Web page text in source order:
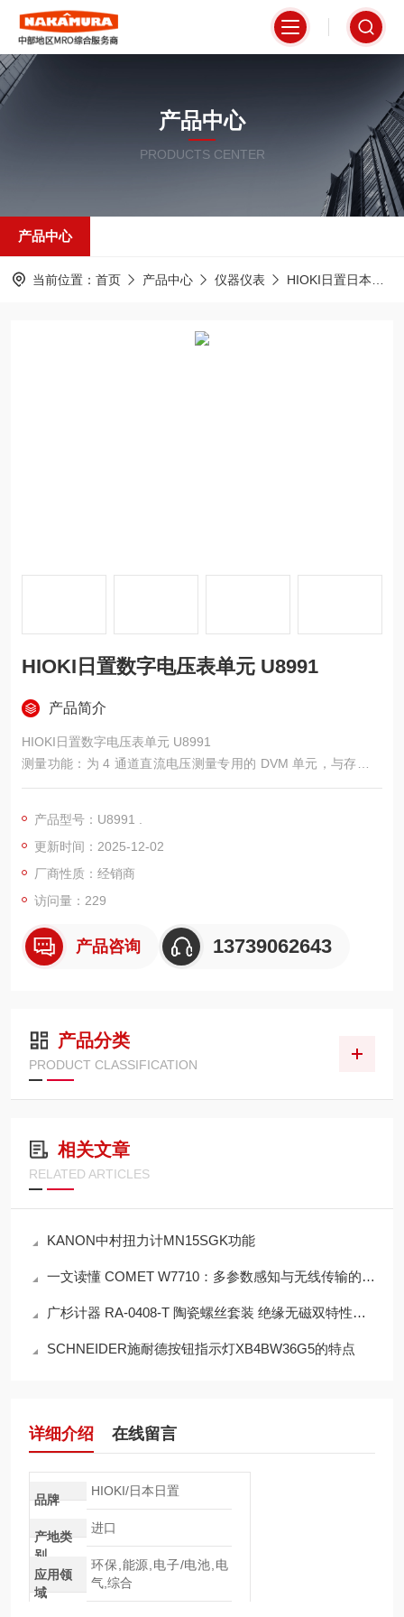
产品中心
PRODUCTS CENTER
产品中心
当前位置： 首页 产品中心 仪器仪表 HIOKI日置日本
HIOKI日置数字电压表单元 U8991
产品简介
HIOKI日置数字电压表单元 U8991
测量功能：为 4 通道直流电压测量专用的 DVM 单元，与存储记
录仪 MR8740T 组合后可同时进行 108ch 的采样。
阻为 100MΩ 以上，其他为 10MΩ。对地额定电压为 AC/DC 100
V，即输入和主机之间绝缘，外加在输入通道～外壳之间、各输
入通道之间也不会损
产品型号：U8991 .
更新时间：2025-12-02
厂商性质：经销商
访问量：229
产品咨询 13739062643
产品分类
PRODUCT CLASSIFICATION
相关文章
RELATED ARTICLES
KANON中村扭力计MN15SGK功能
一文读懂 COMET W7710：多参数感知与无线传输的核心机制
广杉计器 RA-0408-T 陶瓷螺丝套装 绝缘无磁双特性工作机制
SCHNEIDER施耐德按钮指示灯XB4BW36G5的特点
详细介绍 在线留言
品牌
HIOKI/日本日置
产地类
别
进口
应用领
域
环保,能源,电子/电池,电
气,综合